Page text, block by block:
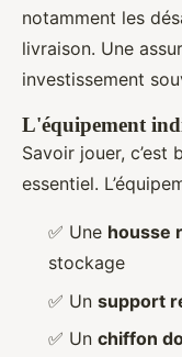
notamment les
livraison. Une
investissement
L'équipement
Savoir jouer, c’est
essentiel.
✅ Une housse
stockage
✅ Un support
✅ Un chiffon